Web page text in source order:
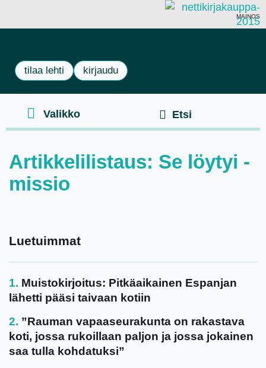
MAINOS
tilaa lehti kirjaudu
Artikkelilistaus: Se löytyi -
missio
Luetuimmat
Muistokirjoitus: Pitkäaikainen Espanjan
lähetti pääsi taivaan kotiin
”Rauman vapaaseurakunta on rakastava
koti, jossa rukoillaan paljon ja jossa jokainen
saa tulla kohdatuksi”